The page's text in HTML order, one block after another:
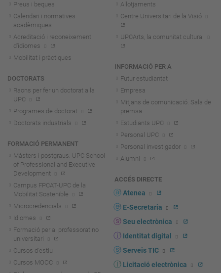
Preus i beques
Calendari i normatives
acadèmiques
Acreditació i reconeixement
d'idiomes
Mobilitat i pràctiques
DOCTORATS
Raons per fer un doctorat a la
UPC
Programes de doctorat
Doctorats industrials
FORMACIÓ PERMANENT
Màsters i postgraus. UPC School
of Professional and Executive
Development
Campus FPCAT-UPC de la
Mobilitat Sostenible
Microcredencials
Idiomes
Formació per al professorat no
universitari
Cursos d'estiu
Cursos MOOC
Allotjaments
Centre Universitari de la Visió
UPCArts, la comunitat cultural
INFORMACIÓ PER A
Futur estudiantat
Empresa
Mitjans de comunicació. Sala de
premsa
Estudiants UPC
Personal UPC
Personal investigador
Alumni
ACCÉS DIRECTE
Atenea
E-Secretaria
Seu electrònica
Identitat digital
Serveis TIC
Licitació electrònica